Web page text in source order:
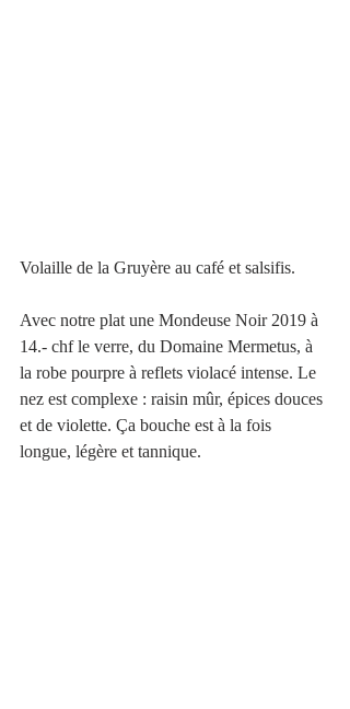
Volaille de la Gruyère au café et salsifis.
Avec notre plat une Mondeuse Noir 2019 à
14.- chf le verre, du Domaine Mermetus, à
la robe pourpre à reflets violacé intense. Le
nez est complexe : raisin mûr, épices douces
et de violette. Ça bouche est à la fois
longue, légère et tannique.